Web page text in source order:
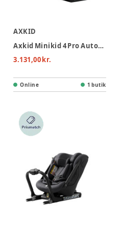
AXKID
Axkid Minikid 4 Pro Autostol - Coastal Storm Black
3.131,00 kr.
Online 1 butik